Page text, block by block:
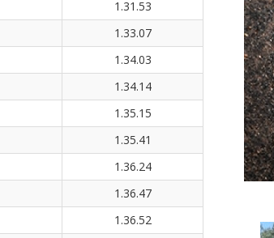
1.31.53
1.33.07
1.34.03
1.34.14
1.35.15
1.35.41
1.36.24
1.36.47
1.36.52